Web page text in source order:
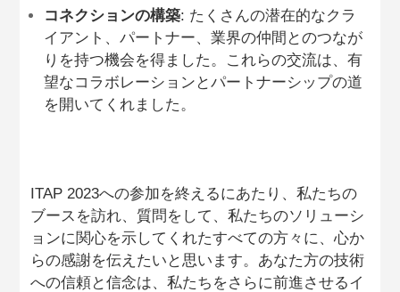
コネクションの構築: たくさんの潜在的なクラ
イアント、パートナー、業界の仲間とのつなが
りを持つ機会を得ました。これらの交流は、有
望なコラボレーションとパートナーシップの道
を開いてくれました。
ITAP 2023への参加を終えるにあたり、私たちの
ブースを訪れ、質問をして、私たちのソリューシ
ョンに関心を示してくれたすべての方々に、心か
らの感謝を伝えたいと思います。あなた方の技術
への信頼と信念は、私たちをさらに前進させるイ